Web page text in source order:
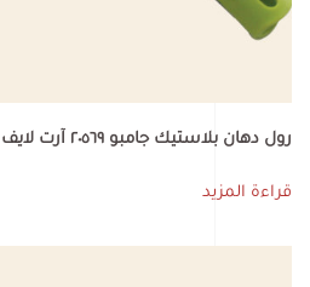
رول دهان بلاستيك جامبو ٢٠٥٦٩ آرت لايف
قراءة المزيد